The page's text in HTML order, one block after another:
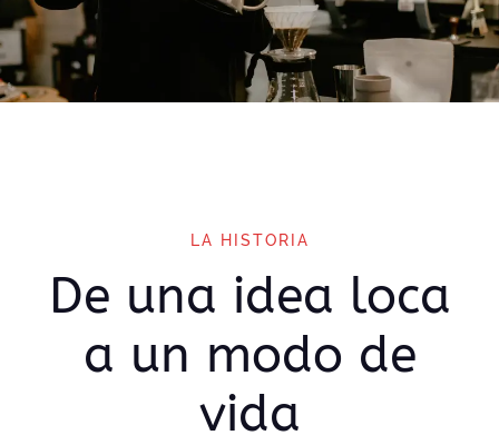
LA HISTORIA
De una idea loca
a un modo de
vida